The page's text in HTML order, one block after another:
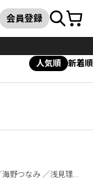
検索
会員登録カート
人気順 新着順